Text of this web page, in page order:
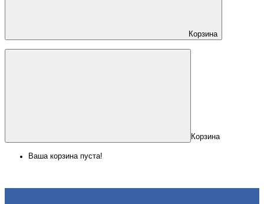
Корзина
Корзина
Ваша корзина пуста!